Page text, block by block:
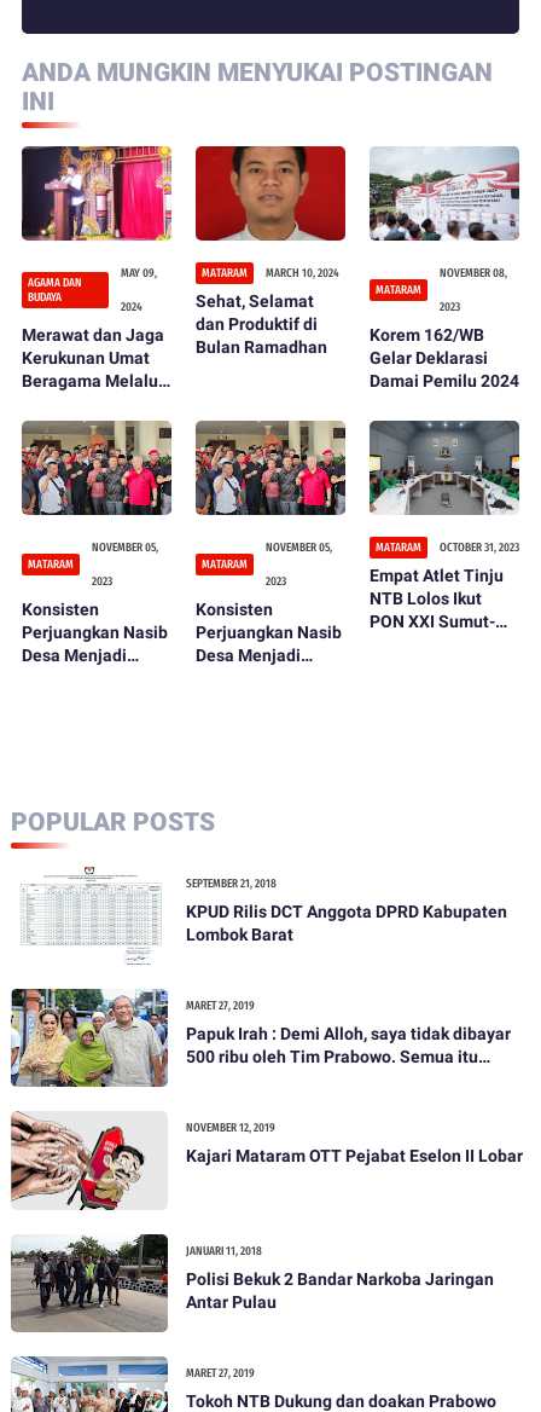
ANDA MUNGKIN MENYUKAI POSTINGAN
INI
AGAMA DAN
BUDAYA
MAY 09,
2024
Merawat dan Jaga
Kerukunan Umat
Beragama Melalui
Seni dan Budaya
MATARAM MARCH 10, 2024
Sehat, Selamat
dan Produktif di
Bulan Ramadhan
MATARAM
NOVEMBER 08,
2023
Korem 162/WB
Gelar Deklarasi
Damai Pemilu 2024
MATARAM
NOVEMBER 05,
2023
Konsisten
Perjuangkan Nasib
Desa Menjadi
MATARAM
NOVEMBER 05,
2023
Konsisten
Perjuangkan Nasib
Desa Menjadi
MATARAM OCTOBER 31, 2023
Empat Atlet Tinju
NTB Lolos Ikut
PON XXI Sumut-
POPULAR POSTS
SEPTEMBER 21, 2018
KPUD Rilis DCT Anggota DPRD Kabupaten
Lombok Barat
MARET 27, 2019
Papuk Irah : Demi Alloh, saya tidak dibayar
500 ribu oleh Tim Prabowo. Semua itu
NOVEMBER 12, 2019
Kajari Mataram OTT Pejabat Eselon II Lobar
JANUARI 11, 2018
Polisi Bekuk 2 Bandar Narkoba Jaringan
Antar Pulau
MARET 27, 2019
Tokoh NTB Dukung dan doakan Prabowo